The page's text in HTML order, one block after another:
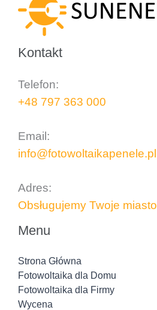
Kontakt
Telefon:
+48 797 363 000
Email:
info@fotowoltaikapenele.pl
Adres:
Obsługujemy Twoje miasto
Menu
Strona Główna
Fotowoltaika dla Domu
Fotowoltaika dla Firmy
Wycena